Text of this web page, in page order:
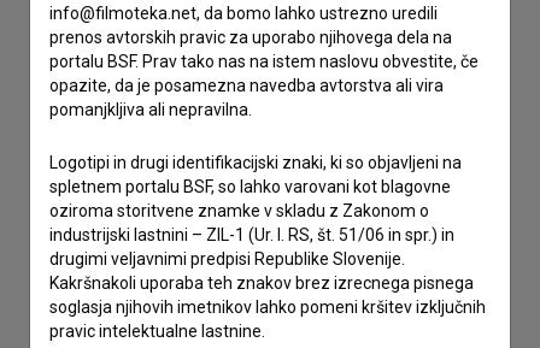
info@filmoteka.net, da bomo lahko ustrezno uredili
prenos avtorskih pravic za uporabo njihovega dela na
portalu BSF. Prav tako nas na istem naslovu obvestite, če
opazite, da je posamezna navedba avtorstva ali vira
pomanjkljiva ali nepravilna.
Logotipi in drugi identifikacijski znaki, ki so objavljeni na
spletnem portalu BSF, so lahko varovani kot blagovne
oziroma storitvene znamke v skladu z Zakonom o
industrijski lastnini – ZIL-1 (Ur. l. RS, št. 51/06 in spr.) in
drugimi veljavnimi predpisi Republike Slovenije.
Kakršnakoli uporaba teh znakov brez izrecnega pisnega
soglasja njihovih imetnikov lahko pomeni kršitev izključnih
pravic intelektualne lastnine.